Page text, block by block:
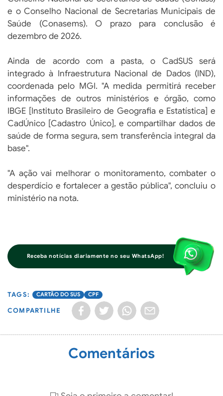
e o Conselho Nacional de Secretarias Municipais de
Saúde (Conasems). O prazo para conclusão é
dezembro de 2026.
Ainda de acordo com a pasta, o CadSUS será
integrado à Infraestrutura Nacional de Dados (IND),
coordenada pelo MGI. "A medida permitirá receber
informações de outros ministérios e órgão, como
IBGE [Instituto Brasileiro de Geografia e Estatística] e
CadÚnico [Cadastro Único], e compartilhar dados de
saúde de forma segura, sem transferência integral da
base".
"A ação vai melhorar o monitoramento, combater o
desperdício e fortalecer a gestão pública", concluiu o
ministério na nota.
Receba notícias diariamente no seu WhatsApp!
CARTÃO DO SUS CPF
COMPARTILHE
Comentários